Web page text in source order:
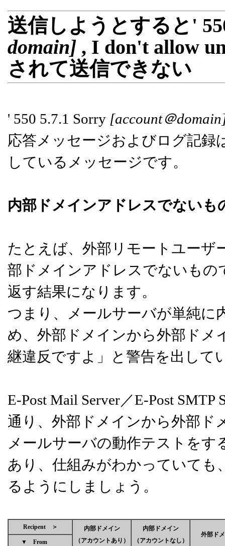
送信しようとすると'
domain] , I don't allow
されて送信できない
' 550 5.7.1 Sorry [account＠
応答メッセージおよびログ記録
しているメッセージです。
内部ドメインアドレスでない
たとえば、外部リモートユーザ
部ドメインアドレスでないも
返す結果になります。
つまり、メールサーバが単純に
め、外部ドメインから外部ドメ
継違反ですよ」と警告を出して
E-Post Mail Server／E-Post
通り、外部ドメインから外部ド
メールサーバの動作テストを
あり、仕組みがわかっていても
るようにしましょう。
Recipent ＞
内部ドメイン
（アカウントあり）
内部ドメイン
（アカウントなし）
外部ド
▼ From